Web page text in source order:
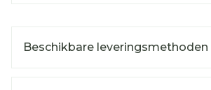
Beschikbare leveringsmethoden